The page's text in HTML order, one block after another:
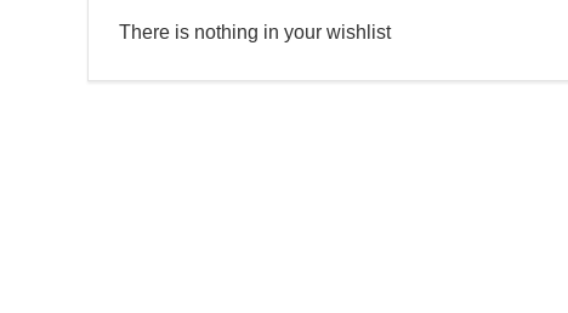
There is nothing in your wishlist